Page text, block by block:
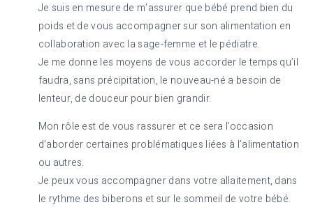
Je suis en mesure de m’assurer que bébé prend bien du
poids et de vous accompagner sur son alimentation en
collaboration avec la sage-femme et le pédiatre.
Je me donne les moyens de vous accorder le temps qu’il
faudra, sans précipitation, le nouveau-né a besoin de
lenteur, de douceur pour bien grandir.
Mon rôle est de vous rassurer et ce sera l’occasion
d’aborder certaines problématiques liées à l’alimentation
ou autres.
Je peux vous accompagner dans votre allaitement, dans
le rythme des biberons et sur le sommeil de votre bébé.